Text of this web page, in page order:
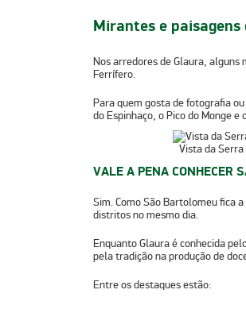
Mirantes e
Nos arredores de Glaura, alguns
Ferrífero.
Para quem gosta de fotografia
do Espinhaço, oPico do Mongee
Vista da Serra
VALE A PENA CONHECER
Sim. ComoSão Bartolomeufica
distritos no mesmo dia.
Enquanto Glaura é conhecida
pelatradição na produção de
Entre os destaques estão: